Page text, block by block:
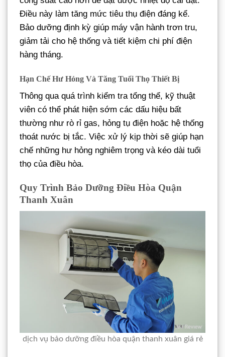
Điều này làm tăng mức tiêu thụ điện đáng kể.
Bảo dưỡng định kỳ giúp máy vận hành trơn tru,
giảm tải cho hệ thống và tiết kiệm chi phí điện
hàng tháng.
Hạn Chế Hư Hỏng Và Tăng Tuổi Thọ Thiết Bị
Thông qua quá trình kiểm tra tổng thể, kỹ thuật
viên có thể phát hiện sớm các dấu hiệu bất
thường như rò rỉ gas, hỏng tụ điện hoặc hệ thống
thoát nước bị tắc. Việc xử lý kịp thời sẽ giúp hạn
chế những hư hỏng nghiêm trọng và kéo dài tuổi
thọ của điều hòa.
Quy Trình Bảo Dưỡng Điều Hòa Quận
Thanh Xuân
dịch vụ bảo dưỡng điều hòa quận thanh xuân giá rẻ